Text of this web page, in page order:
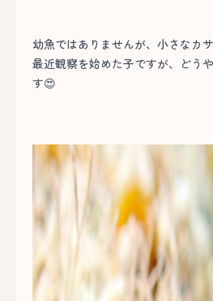
幼魚ではありませんが、小さなカ
最近観察を始めた子ですが、どう
す😍